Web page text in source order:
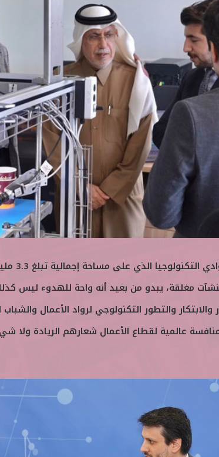
مغلقة، يبدو من بعيد أنه واحة للهدوء ليس
والابتكار والتطور التكنولوجي لرواد الأعمال
عالمية لقطاع الأعمال شعارهم الريادة ولا